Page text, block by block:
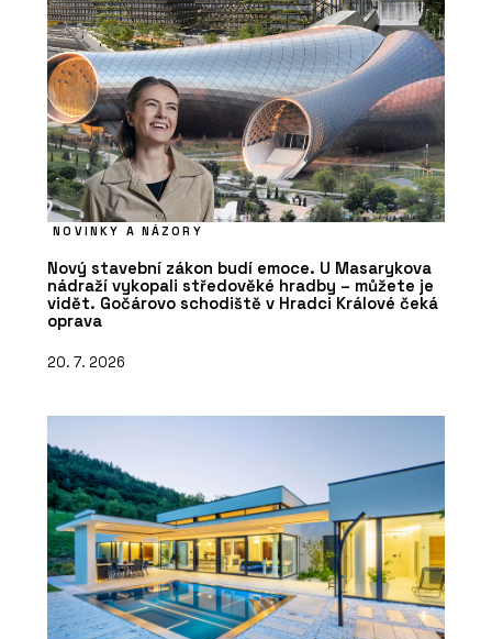
NOVINKY A NÁZORY
Nový stavební zákon budí emoce. U Masarykova
nádraží vykopali středověké hradby – můžete je
vidět. Gočárovo schodiště v Hradci Králové čeká
oprava
20. 7. 2026